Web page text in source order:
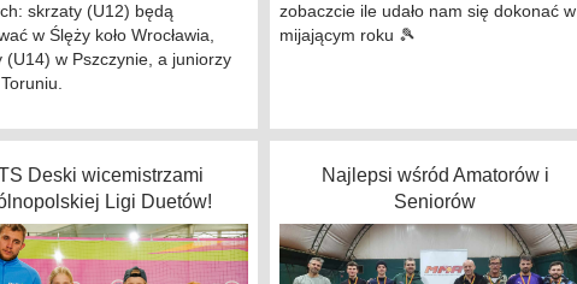
skrzaty (U12) będą
w Ślęży koło Wrocławia,
(U14) w Pszczynie, a juniorzy
zobaczcie ile udało nam się dokonać w
mijającym roku 🎾
Deski wicemistrzami
Ligi Duetów!
Najlepsi wśród Amatorów i
Seniorów